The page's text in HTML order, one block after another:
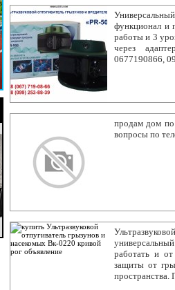
функционал и
работы и 3
через
0677190866,
продам дом по
вопросы по
работать и
защиты от